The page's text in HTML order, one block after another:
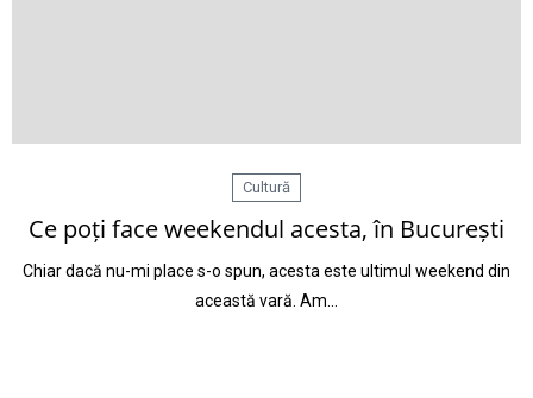
Cultură
Ce poți face weekendul acesta, în București
Chiar dacă nu-mi place s-o spun, acesta este ultimul weekend din
această vară. Am…